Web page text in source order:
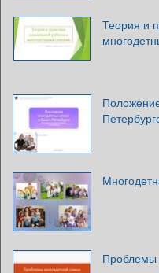
Теория и
Проблемы